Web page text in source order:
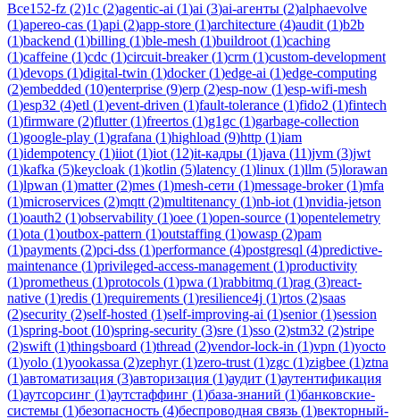
Все152-fz (2)1c (2)agentic-ai (1)ai (3)ai-агенты (2)alphaevolve
(1)apereo-cas (1)api (2)app-store (1)architecture (4)audit (1)b2b
(1)backend (1)billing (1)ble-mesh (1)buildroot (1)caching
(1)caffeine (1)cdc (1)circuit-breaker(1)crm (1)custom-development
(1)devops (1)digital-twin (1)docker(1)edge-ai (1)edge-computing
(2)embedded (10)enterprise (9)erp (2)esp-now (1)esp-wifi-mesh
(1)esp32 (4)etl (1)event-driven (1)fault-tolerance (1)fido2 (1)fintech
(1)firmware (2)flutter(1)freertos (1)g1gc (1)garbage-collection
(1)google-play (1)grafana (1)highload (9)http (1)iam
(1)idempotency (1)iiot (1)iot (12)it-кадры (1)java (11)jvm (3)jwt
(1)kafka (5)keycloak (1)kotlin (5)latency (1)linux (1)llm (5)lorawan
(1)lpwan (1)matter(2)mes (1)mesh-сети (1)message-broker(1)mfa
(1)microservices (2)mqtt (2)multitenancy (1)nb-iot (1)nvidia-jetson
(1)oauth2 (1)observability (1)oee (1)open-source (1)opentelemetry
(1)ota (1)outbox-pattern (1)outstaffing (1)owasp (2)pam
(1)payments (2)pci-dss (1)performance (4)postgresql (4)predictive-
maintenance (1)privileged-access-management (1)productivity
(1)prometheus (1)protocols (1)pwa (1)rabbitmq (1)rag (3)react-
native (1)redis (1)requirements (1)resilience4j (1)rtos (2)saas
(2)security (2)self-hosted (1)self-improving-ai (1)senior(1)session
(1)spring-boot (10)spring-security (3)sre (1)sso (2)stm32 (2)stripe
(2)swift (1)thingsboard (1)thread (2)vendor-lock-in (1)vpn (1)yocto
(1)yolo (1)yookassa (2)zephyr(1)zero-trust (1)zgc (1)zigbee (1)ztna
(1)автоматизация (3)авторизация (1)аудит (1)аутентификация
(1)аутсорсинг (1)аутстаффинг (1)база-знаний (1)банковские-
системы (1)безопасность (4)беспроводная связь (1)векторный-